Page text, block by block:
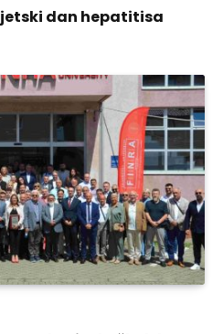
dan hepatitisa